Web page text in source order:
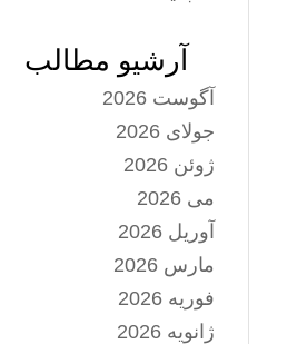
آرشیو مطالب
آگوست 2026
جولای 2026
ژوئن 2026
می 2026
آوریل 2026
مارس 2026
فوریه 2026
ژانویه 2026